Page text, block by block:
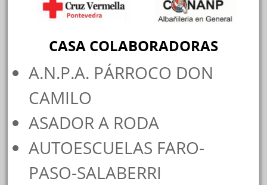
CASA COLABORADORAS
A.N.P.A. PÁRROCO DON
CAMILO
ASADOR A RODA
AUTOESCUELAS FARO-
PASO-SALABERRI